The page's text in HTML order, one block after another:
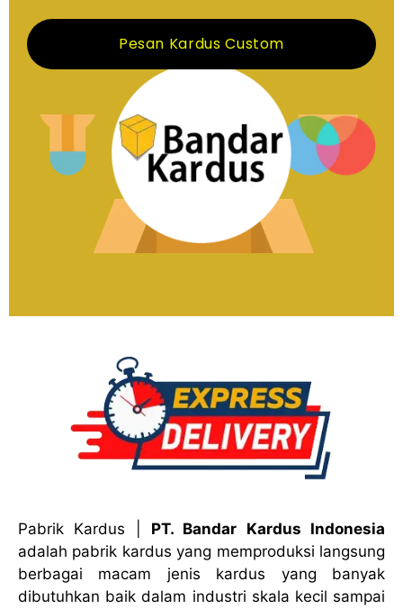
Pesan Kardus Custom
Pabrik Kardus
PT. Bandar Kardus Indonesia
adalah pabrik kardus yang memproduksi langsung
berbagai macam jenis kardus yang banyak
dibutuhkan baik dalam industri skala kecil sampai